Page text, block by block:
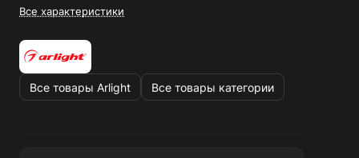
Все характеристики
Все товары Arlight Все товары категории